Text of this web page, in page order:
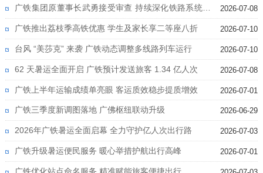
期出行享福利
广铁集团原董事长武勇接受审查 持续深化铁路系统反
腐
2026-07-08
广铁推出荔枝季高铁优惠 学生及家长享二等座八折 2026-07-10
台风 “美莎克” 来袭 广铁动态调整多线路列车运行 2026-07-10
62 天暑运全面开启 广铁预计发送旅客 1.34 亿人次 2026-07-08
广铁上半年运输成绩单亮眼 客运质效稳步提质增效 2026-07-01
广铁三季度新调图落地 广佛枢纽联动升级 2026-06-29
2026年广铁暑运全面启幕 全力守护亿人次出行路 2026-07-03
广铁升级暑运便民服务 暖心举措护航出行高峰 2026-07-01